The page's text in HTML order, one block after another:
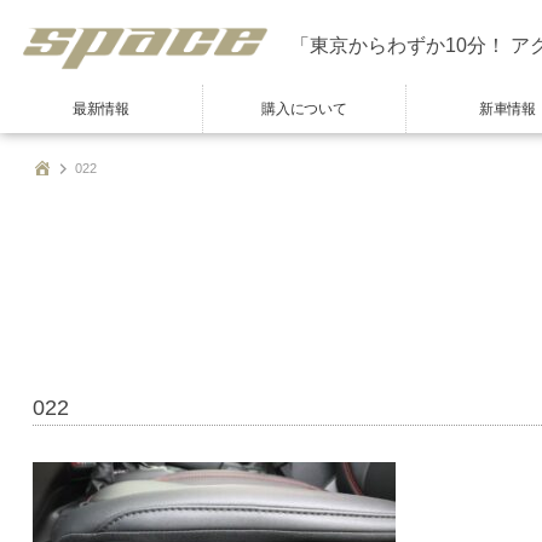
「東京からわずか10分！ ア
最新情報 購入について 新車情報
022
022